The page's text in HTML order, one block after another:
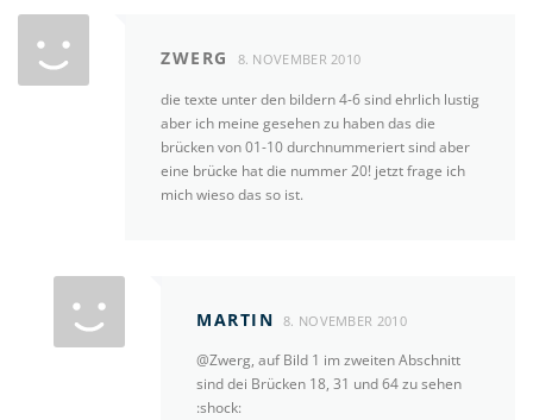
ZWERG 8. NOVEMBER 2010
die texte unter den bildern 4-6 sind ehrlich lustig
aber ich meine gesehen zu haben das die
brücken von 01-10 durchnummeriert sind aber
eine brücke hat die nummer 20! jetzt frage ich
mich wieso das so ist.
MARTIN 8. NOVEMBER 2010
@Zwerg, auf Bild 1 im zweiten Abschnitt
sind dei Brücken 18, 31 und 64 zu sehen
:shock: